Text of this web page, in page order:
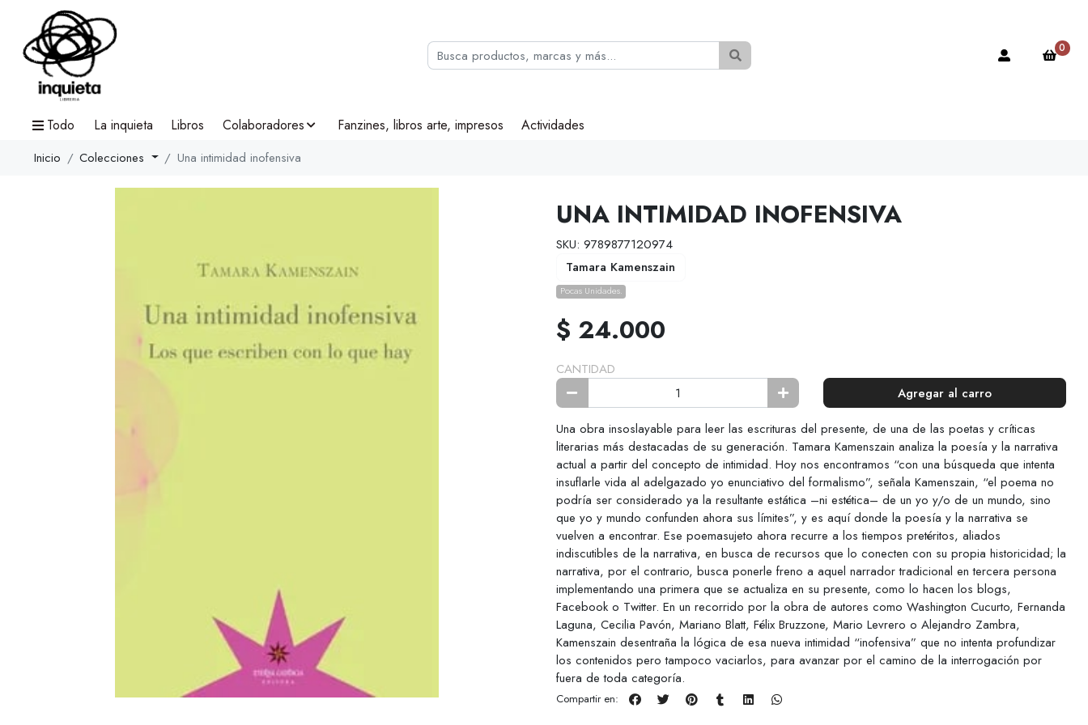
0
Todo La inquieta Libros Colaboradores Fanzines, libros arte, impresos Actividades
Inicio Colecciones Una intimidad inofensiva
UNA INTIMIDAD INOFENSIVA
SKU: 9789877120974
Tamara Kamenszain
Pocas Unidades.
$ 24.000
CANTIDAD
Agregar al carro
Una obra insoslayable para leer las escrituras del presente, de una de las poetas y críticas
literarias más destacadas de su generación. Tamara Kamenszain analiza la poesía y la narrativa
actual a partir del concepto de intimidad. Hoy nos encontramos “con una búsqueda que intenta
insuflarle vida al adelgazado yo enunciativo del formalismo”, señala Kamenszain, “el poema no
podría ser considerado ya la resultante estática –ni estética– de un yo y/o de un mundo, sino
que yo y mundo confunden ahora sus límites”, y es aquí donde la poesía y la narrativa se
vuelven a encontrar. Ese poemasujeto ahora recurre a los tiempos pretéritos, aliados
indiscutibles de la narrativa, en busca de recursos que lo conecten con su propia historicidad; la
narrativa, por el contrario, busca ponerle freno a aquel narrador tradicional en tercera persona
implementando una primera que se actualiza en su presente, como lo hacen los blogs,
Facebook o Twitter. En un recorrido por la obra de autores como Washington Cucurto, Fernanda
Laguna, Cecilia Pavón, Mariano Blatt, Félix Bruzzone, Mario Levrero o Alejandro Zambra,
Kamenszain desentraña la lógica de esa nueva intimidad “inofensiva” que no intenta profundizar
los contenidos pero tampoco vaciarlos, para avanzar por el camino de la interrogación por
fuera de toda categoría.
Compartir en: